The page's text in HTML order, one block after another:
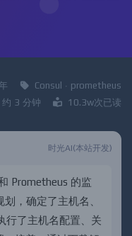
Consul · prometheus
约 3 分钟
10.3w次已读
时光AI(本站开发)
Prometheus 的监
划 ， 确定了主机名
行了主机名配置
关